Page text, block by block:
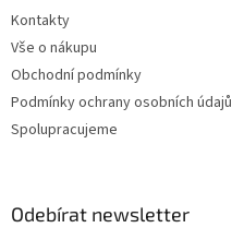
Kontakty
Vše o nákupu
Obchodní podmínky
Podmínky ochrany osobních údajů
Spolupracujeme
Odebírat newsletter